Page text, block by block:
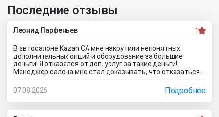
Последние отзывы
Леонид Парфеньев 1
В автосалоне Kazan CA мне накрутили непонятных
дополнительных опций и оборудование за большие
деньги! Я отказался от доп. услуг за такие деньги!
Менеджер салона мне стал доказывать, что отказаться
происходит?! Отчего это невозможно? это развод и
кидалово! Оставил салон без автомобиля, потому что не
хотел его приобретать с допами за большие деньги да и
вам не советую!
07.08.2026 Подробнее